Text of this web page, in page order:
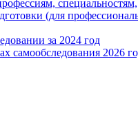
специальностям,
(для
за 2024 год
самообследования 2026